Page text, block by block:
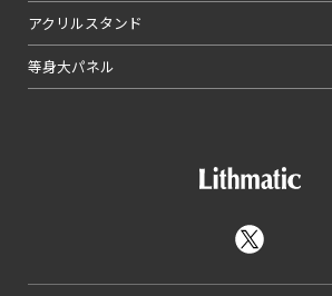
アクリルスタンド
等身大パネル